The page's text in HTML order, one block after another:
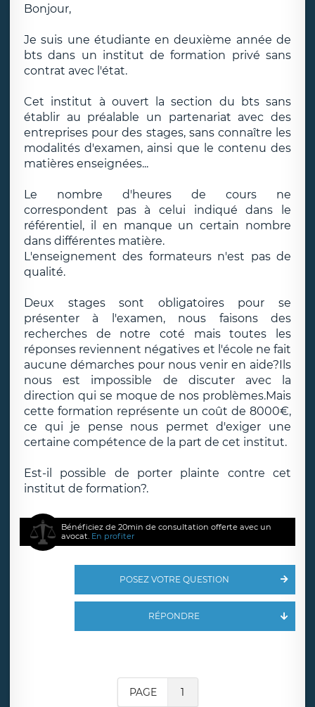
Bonjour,
Je suis une étudiante en deuxième année de
bts dans un institut de formation privé sans
contrat avec l'état.
Cet institut à ouvert la section du bts sans
établir au préalable un partenariat avec des
entreprises pour des stages, sans connaître les
modalités d'examen, ainsi que le contenu des
matières enseignées...
Le nombre d'heures de cours ne
correspondent pas à celui indiqué dans le
référentiel, il en manque un certain nombre
dans différentes matière.
L'enseignement des formateurs n'est pas de
qualité.
Deux stages sont obligatoires pour se
présenter à l'examen, nous faisons des
recherches de notre coté mais toutes les
réponses reviennent négatives et l'école ne fait
aucune démarches pour nous venir en aide?Ils
nous est impossible de discuter avec la
direction qui se moque de nos problèmes.Mais
cette formation représente un coût de 8000€,
ce qui je pense nous permet d'exiger une
certaine compétence de la part de cet institut.
Est-il possible de porter plainte contre cet
institut de formation?.
Bénéficiez de 20min de consultation offerte avec un
avocat. En profiter
POSEZ VOTRE QUESTION
RÉPONDRE
PAGE 1